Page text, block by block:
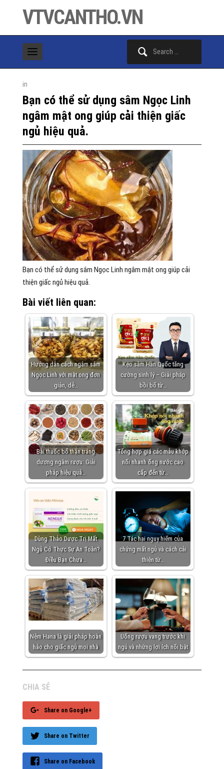
VTVCANTHO.VN
in
Bạn có thể sử dụng sâm Ngọc Linh
ngâm mật ong giúp cải thiện giấc
ngủ hiệu quả.
Bạn có thể sử dụng sâm Ngọc Linh ngâm mật ong giúp cải
thiện giấc ngủ hiệu quả.
Bài viết liên quan:
Hướng dẫn cách ngâm sâm
Ngọc Linh với mật ong đơn
giản, dễ…
Kẹo sâm Hàn Quốc tăng
cường sinh lý – Giải pháp
bồi bổ từ…
Bài thuốc bổ thận tráng
dương ngâm rượu: Giải
pháp hiệu quả…
Tổng hợp giá các mẫu khớp
nối nhanh ống nước cao
cấp đến từ…
Dùng Thảo Dược Trị Mất
Ngủ Có Thực Sự An Toàn?
Điều Bạn Chưa…
7 Tác hại nguy hiểm của
chứng mất ngủ và cách cải
thiện từ…
Nệm Hana là giải pháp hoàn
hảo cho giấc ngủ mọi nhà
Uống rượu vang trước khi
ngủ và những lợi ích nổi bật
CHIA SẺ
Share on Google+
Share on Twitter
Share on Facebook